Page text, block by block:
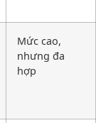
Mức cao,
nhưng đa
hợp